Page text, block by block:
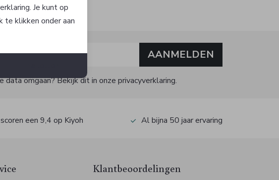
AANMELDEN
data omgaan? Bekijk dit in onze privacyverklaring.
een 9,4 op Kiyoh Al bijna 50 jaar ervaring
Klantbeoordelingen
Je kunt op
te klikken onder aan